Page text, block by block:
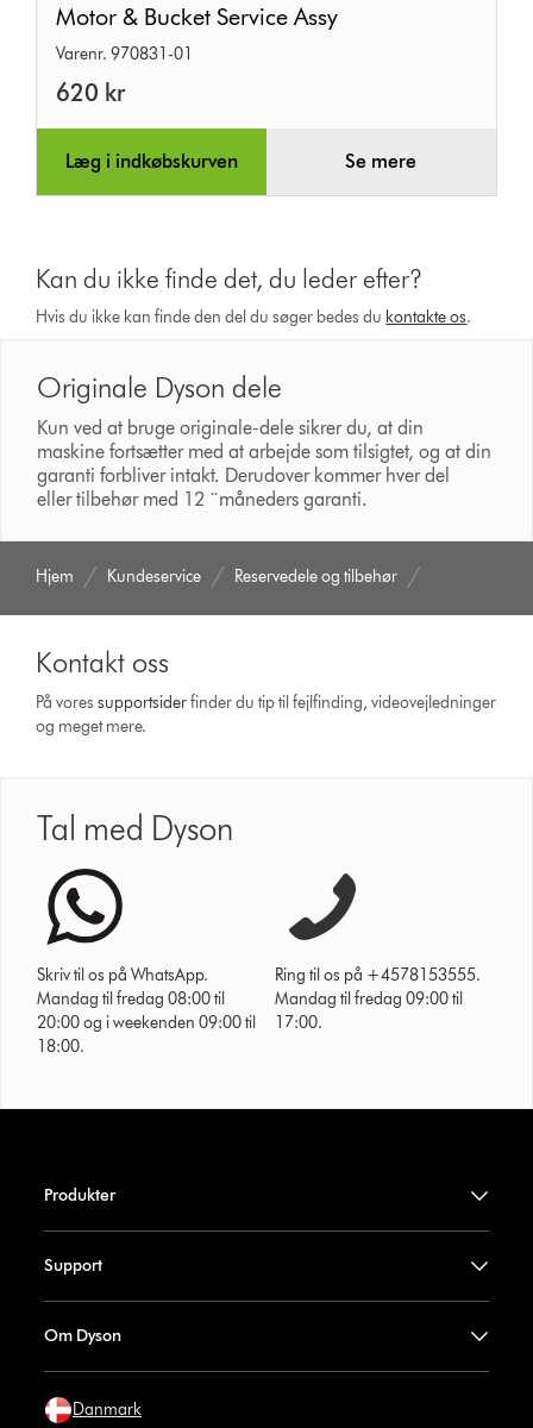
&
Bucket
Service
Assy
Motor & Bucket Service Assy
Varenr. 970831-01
620 kr
Læg i indkøbskurven Se mere
Kan du ikke finde det, du leder efter?
Hvis du ikke kan finde den del du søger bedes du kontakte os.
Originale Dyson dele
Kun ved at bruge originale-dele sikrer du, at din
maskine fortsætter med at arbejde som tilsigtet, og at din
garanti forbliver intakt. Derudover kommer hver del
eller tilbehør med 12 ¨måneders garanti.
Hjem Kundeservice Reservedele og tilbehør
Kontakt oss
På voressupport­siderfinder du tip til fejlfinding, video­vejledninger
og meget mere.
Tal med Dyson
Skriv til os på WhatsApp.
Mandag til fredag 08:00 til
20:00 og i weekenden 09:00 til
18:00.
Ring til os på +4578153555.
Mandag til fredag 09:00 til
17:00.
Produkter
Support
Om Dyson
Danmark